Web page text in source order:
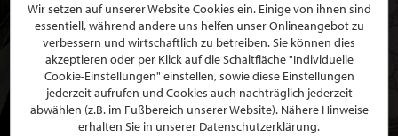
Wir setzen auf unserer Website Cookies ein. Einige von ihnen sind
essentiell, während andere uns helfen unser Onlineangebot zu
verbessern und wirtschaftlich zu betreiben. Sie können dies
akzeptieren oder per Klick auf die Schaltfläche "Individuelle
Cookie-Einstellungen" einstellen, sowie diese Einstellungen
jederzeit aufrufen und Cookies auch nachträglich jederzeit
abwählen (z.B. im Fußbereich unserer Website). Nähere Hinweise
erhalten Sie in unserer Datenschutzerklärung.